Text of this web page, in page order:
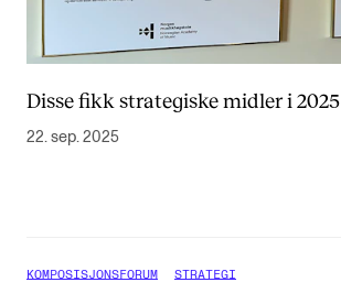
Disse fikk strategiske midler i 2025
22. sep. 2025
KOMPOSISJONSFORUM STRATEGI